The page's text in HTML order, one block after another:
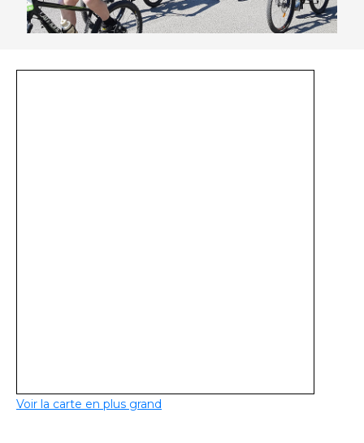
Voir la carte en plus grand